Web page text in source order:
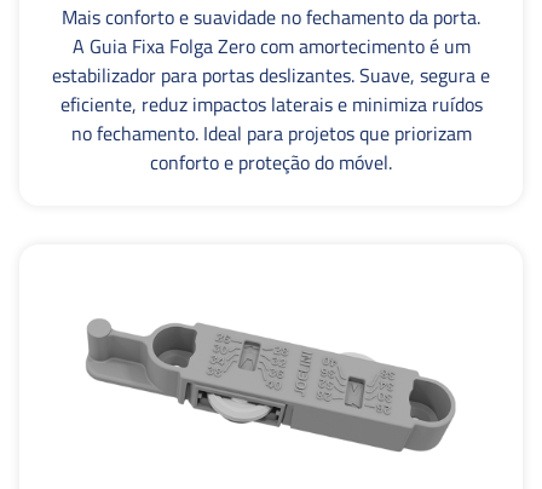
Mais conforto e suavidade no fechamento da porta.
A Guia Fixa Folga Zero com amortecimento é um
estabilizador para portas deslizantes. Suave, segura e
eficiente, reduz impactos laterais e minimiza ruídos
no fechamento. Ideal para projetos que priorizam
conforto e proteção do móvel.